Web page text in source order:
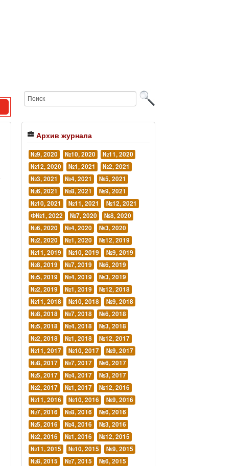
Архив журнала
№9, 2020 №10, 2020
№11, 2020
№12, 2020
№1, 2021
№2, 2021
№3, 2021
№4, 2021
№5, 2021
№6, 2021
№8, 2021
№9, 2021
№10, 2021
№11, 2021
№12, 2021
Ф№1, 2022
№7, 2020
№8, 2020
№6, 2020
№4, 2020
№3, 2020
№2, 2020
№1, 2020
№12, 2019
№11, 2019
№10, 2019
№9, 2019
№8, 2019
№7, 2019
№6, 2019
№5, 2019
№4, 2019
№3, 2019
№2, 2019
№1, 2019
№12, 2018
№11, 2018
№10, 2018
№9, 2018
№8, 2018
№7, 2018
№6, 2018
№5, 2018
№4, 2018
№3, 2018
№2, 2018
№1, 2018
№12, 2017
№11, 2017
№10, 2017
№9, 2017
№8, 2017
№7, 2017
№6, 2017
№5, 2017
№4, 2017
№3, 2017
№2, 2017
№1, 2017
№12, 2016
№11, 2016
№10, 2016
№9, 2016
№7, 2016
№8, 2016
№6, 2016
№5, 2016
№4, 2016
№3, 2016
№2, 2016
№1, 2016
№12, 2015
№11, 2015
№10, 2015
№9, 2015
№8, 2015
№7, 2015
№6, 2015